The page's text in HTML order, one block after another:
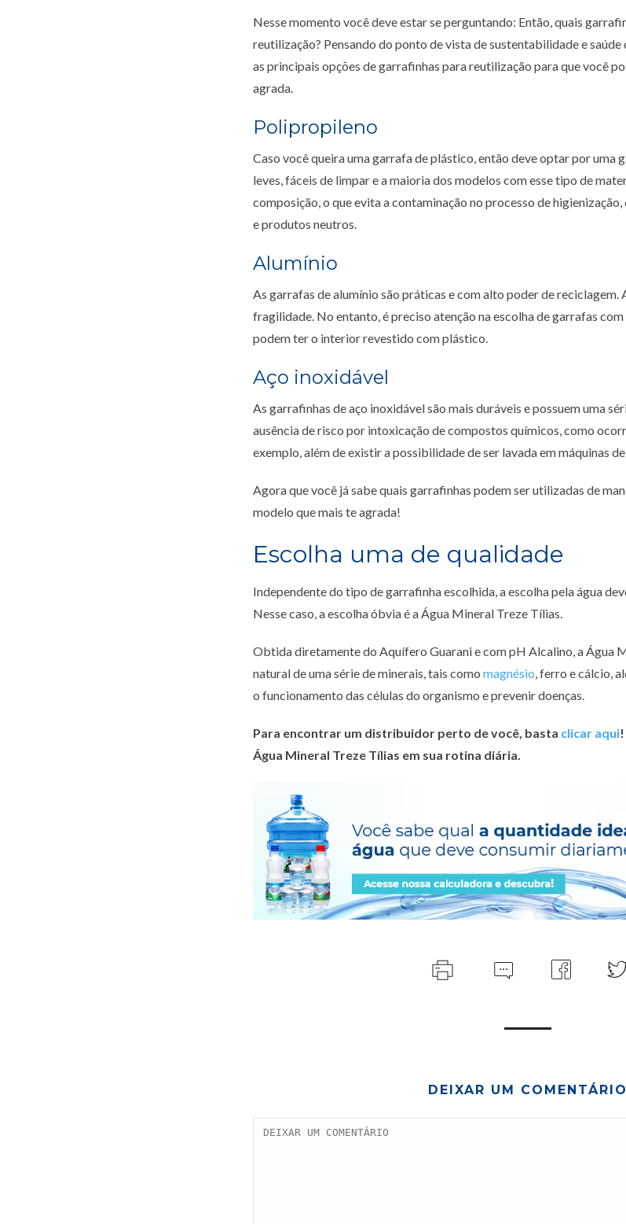
Nesse momento você deve estar se perguntando: Então, quais
reutilização? Pensando do ponto de vista de sustentabilidade e
as principais opções de garrafinhas para reutilização para que você
agrada.
Polipropileno
Caso você queira uma garrafa de plástico, então deve optar por uma
leves, fáceis de limpar e a maioria dos modelos com esse tipo de
composição, o que evita a contaminação no processo de
e produtos neutros.
Alumínio
As garrafas de alumínio são práticas e com alto poder de reciclagem.
fragilidade. No entanto, é preciso atenção na escolha de garrafas
podem ter o interior revestido com plástico.
Aço inoxidável
As garrafinhas de aço inoxidável são mais duráveis e possuem uma
ausência de risco por intoxicação de compostos químicos, como
exemplo, além de existir a possibilidade de ser lavada em máquinas
Agora que você já sabe quais garrafinhas podem ser utilizadas de
modelo que mais te agrada!
Escolha uma de qualidade
Independente do tipo de garrafinha escolhida, a escolha pela água
Nesse caso, a escolha óbvia é a Água Mineral Treze Tílias.
Obtida diretamente do Aquífero Guarani e com pH Alcalino, a Água
natural de uma série de minerais, tais como magnésio, ferro e cálcio,
o funcionamento das células do organismo e prevenir doenças.
Para encontrar um distribuidor perto de você, basta clicar aqui
Água Mineral Treze Tílias em sua rotina diária.
DEIXAR UM COMENTÁRIO